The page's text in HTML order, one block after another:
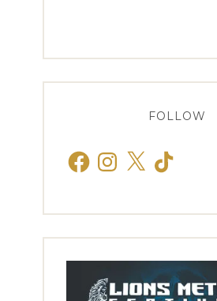
FOLLOW
FacebookInstagram
X TikTok